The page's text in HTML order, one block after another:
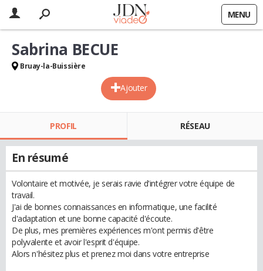
MENU
Ajouter
Sabrina BECUE
Bruay-la-Buissière
PROFIL RÉSEAU
En résumé
Volontaire et motivée, je serais ravie d'intégrer votre équipe de
travail.
J'ai de bonnes connaissances en informatique, une facilité
d'adaptation et une bonne capacité d'écoute.
De plus, mes premières expériences m'ont permis d'être
polyvalente et avoir l'esprit d'équipe.
Alors n'hésitez plus et prenez moi dans votre entreprise